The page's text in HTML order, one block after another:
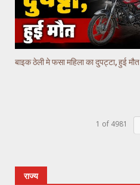
बाइक ठेली मे फसा महिला का दुपट्टा, हुई मौत
1 of 4981
राज्य